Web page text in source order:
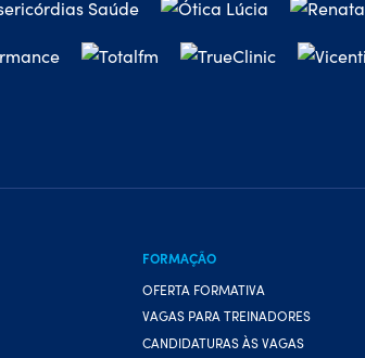
FORMAÇÃO
OFERTA FORMATIVA
VAGAS PARA TREINADORES
CANDIDATURAS ÀS VAGAS